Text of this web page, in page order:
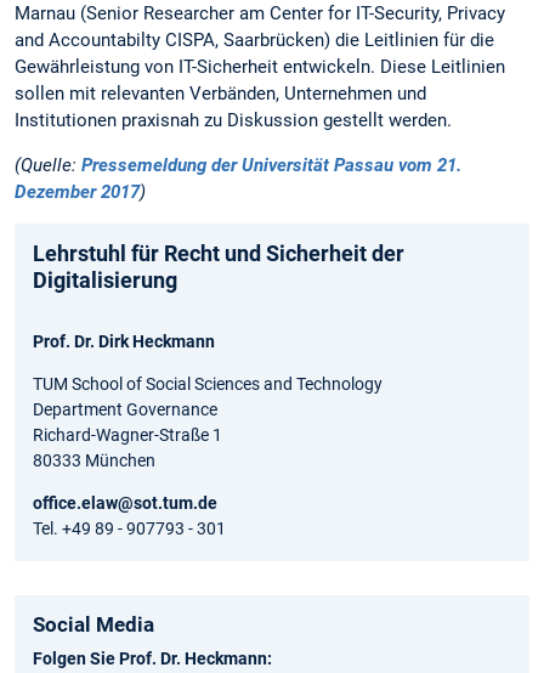
Marnau (Senior Researcher am Center for IT-Security, Privacy
and Accountabilty CISPA, Saarbrücken) die Leitlinien für die
Gewährleistung von IT-Sicherheit entwickeln. Diese Leitlinien
sollen mit relevanten Verbänden, Unternehmen und
Institutionen praxisnah zu Diskussion gestellt werden.
(Quelle: Pressemeldung der Universität Passau vom 21.
Dezember 2017)
Lehrstuhl für Recht und Sicherheit der
Digitalisierung
Prof. Dr. Dirk Heckmann
TUM School of Social Sciences and Technology
Department Governance
Richard-Wagner-Straße 1
80333 München
office.elaw@sot.tum.de
Tel. +49 89 - 907793 - 301
Social Media
Folgen Sie Prof. Dr. Heckmann: